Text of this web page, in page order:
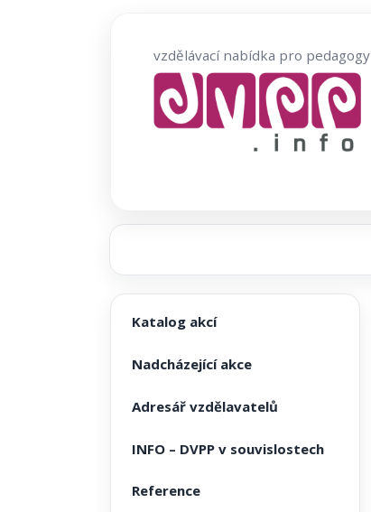
vzdělávací nabídka pro pedagogy
Katalog akcí
Nadcházející akce
Adresář vzdělavatelů
INFO – DVPP v souvislostech
Reference